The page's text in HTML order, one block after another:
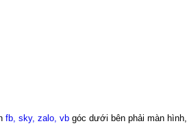
fb, sky, zalo, vb góc dưới bên phải màn hình,